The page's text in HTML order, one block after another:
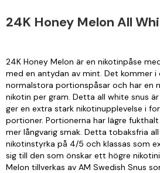
24K Honey Melon All
24K Honey Melon är en nikotinpåse
med en antydan av mint. Det kommer
normalstora portionspåsar och har en
nikotin per gram. Detta all white snus
ger en extra stark nikotinupplevelse i
portioner. Portionerna har lägre
mer långvarig smak. Detta tobaksfria
nikotinstyrka på 4/5 och klassas som
sig till den som önskar ett högre
Melon tillverkas av AM Swedish Snus